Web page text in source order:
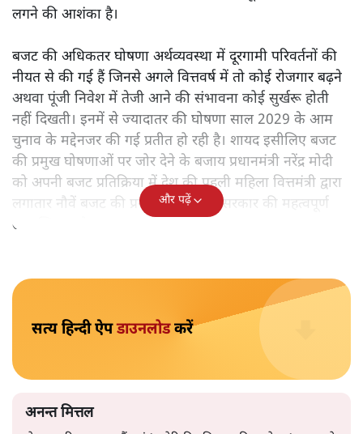
है? आंकड़ों, ज़मीनी हकीकत और वादों के बीच घोषणा-प्रधान बजट
केंद्रीय वित्तमंत्री निर्मला सीतारमण द्वारासंसद में प्रस्तुत साल
2026—27 का केंद्रीय बजट बीजेपी और प्रधानमंत्री नरेंद्र मोदी
द्वारा साल 2014 में जारी घोषणा पत्र की तरह वायदों का पुलिंदा
है। बजट में अधिकांश योजनाओं का साल—दो साल में तो
अर्थव्यवस्था पर कोई असर दिखता प्रतीत नहीं होता। इसकी वजह
दुर्लभ खनिज गलियारे से लेकर नए जलमार्गों के विकास तक
के विस्तार एवं उनके लिए टूरिस्ट गाइड आदि के प्रशिक्षण एवं पैरा
मेडिकल सेवाओं के लिए प्रशिक्षण सुविधाओं की स्थापना अथवा
विस्तार एवं क्लाउड कंप्यूटिंग नेटवर्क के विस्तार के लिए स्वदेशी
डेटा सेंटरों की स्थापना संबंधी घोषणाओं के लागू होने में लंबा समय
लगने की आशंका है।
बजट की अधिकतर घोषणा अर्थव्यवस्था में दूरगामी परिवर्तनों की